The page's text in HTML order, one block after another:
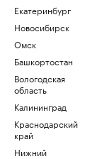
Екатеринбург
Новосибирск
Омск
Башкортостан
Вологодская
область
Калининград
Краснодарский
край
Нижний